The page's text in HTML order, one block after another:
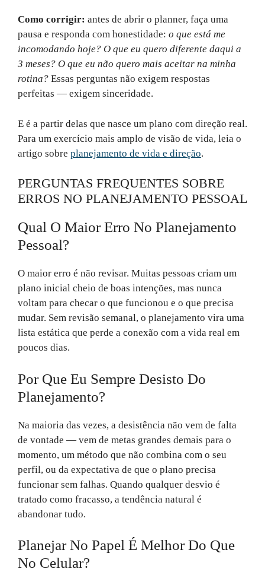
Como corrigir: antes de abrir o planner, faça uma
pausa e responda com honestidade: o que está me
incomodando hoje? O que eu quero diferente daqui a
3 meses? O que eu não quero mais aceitar na minha
rotina? Essas perguntas não exigem respostas
perfeitas — exigem sinceridade.
E é a partir delas que nasce um plano com direção real.
Para um exercício mais amplo de visão de vida, leia o
artigo sobre planejamento de vida e direção.
PERGUNTAS FREQUENTES SOBRE
ERROS NO PLANEJAMENTO PESSOAL
Qual O Maior Erro No Planejamento
Pessoal?
O maior erro é não revisar. Muitas pessoas criam um
plano inicial cheio de boas intenções, mas nunca
voltam para checar o que funcionou e o que precisa
mudar. Sem revisão semanal, o planejamento vira uma
lista estática que perde a conexão com a vida real em
poucos dias.
Por Que Eu Sempre Desisto Do
Planejamento?
Na maioria das vezes, a desistência não vem de falta
de vontade — vem de metas grandes demais para o
momento, um método que não combina com o seu
perfil, ou da expectativa de que o plano precisa
funcionar sem falhas. Quando qualquer desvio é
tratado como fracasso, a tendência natural é
abandonar tudo.
Planejar No Papel É Melhor Do Que
No Celular?